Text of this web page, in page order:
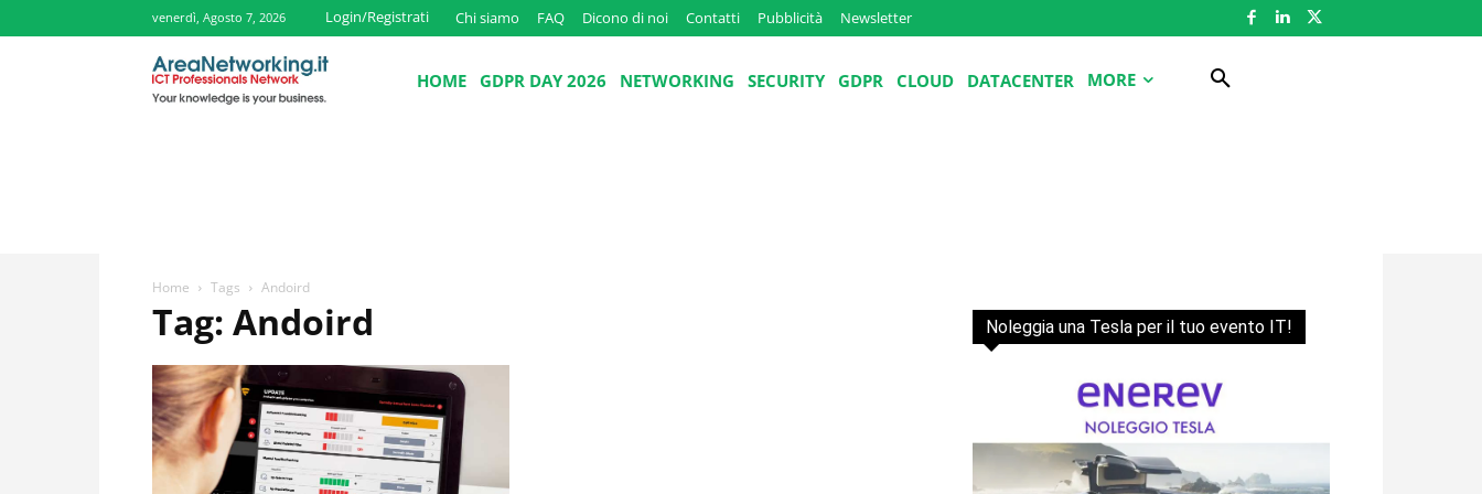
venerdì, Agosto 7, 2026 Login/Registrati Chi siamo FAQ Dicono di noi Contatti Pubblicità Newsletter
HOME GDPR DAY 2026 NETWORKING SECURITY GDPR CLOUD DATACENTER MORE
Home Tags Andoird
Tag: Andoird Noleggia una Tesla per il tuo evento IT!